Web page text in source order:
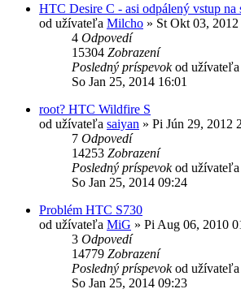
HTC Desire C - asi odpálený vstup na
od užívateľa Milcho » St Okt 03,
4 Odpovedí
15304 Zobrazení
Posledný príspevokod užívateľa
So Jan 25, 2014 16:01
root? HTC Wildfire S
od užívateľa saiyan » Pi Jún 29, 2012
7 Odpovedí
14253 Zobrazení
Posledný príspevokod užívateľa
So Jan 25, 2014 09:24
Problém HTC S730
od užívateľa MiG » Pi Aug 06, 2010
3 Odpovedí
14779 Zobrazení
Posledný príspevokod užívateľa
So Jan 25, 2014 09:23